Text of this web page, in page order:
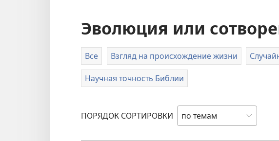
Эволюция или
Все Взгляд на происхождение жизни
Научная точность Библии
ПОРЯДОК СОРТИРОВКИ